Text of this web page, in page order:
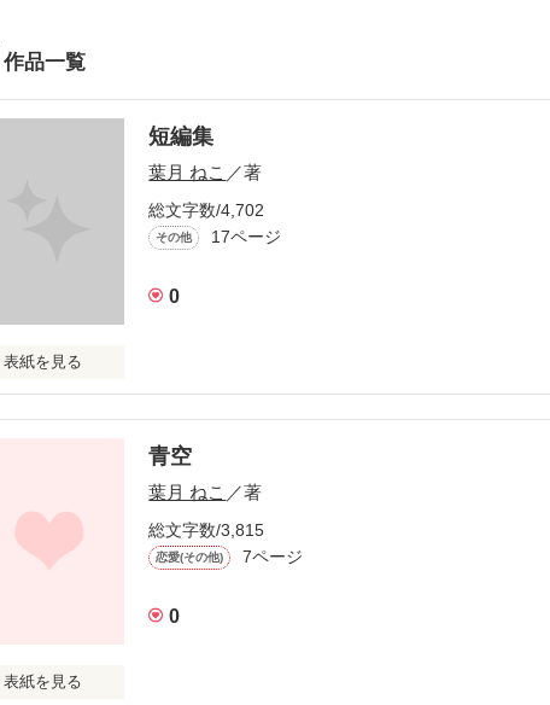
作品一覧
短編集
葉月 ねこ ／著
総文字数/4,702
その他 17ページ
0
表紙を見る
恋愛系、戦争系、ファンタジー系ごちゃまぜです。
暇潰しにどうぞ。
青空
葉月 ねこ ／著
総文字数/3,815
恋愛(その他) 7ページ
0
表紙を見る